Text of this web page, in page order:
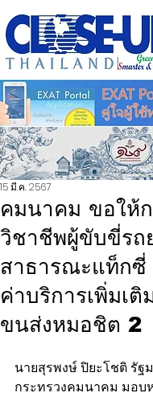
คมนาคม ขอให้
วิชาชีพผู้ขับขี่รถ
สาธารณะแท็กซี่
ค่าบริการเพิ่มเ
ขนส่งหมอชิต 2
15 มี.ค. 2567
นายสุรพงษ์ ปิยะโชติ รัฐ
กระทรวงคมนาคม มอบ